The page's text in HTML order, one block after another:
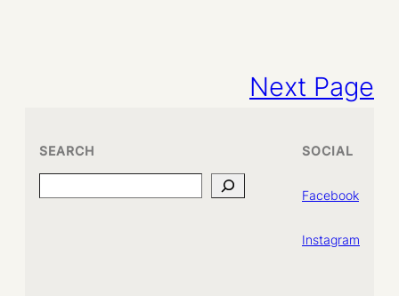
Next Page
SEARCH
Search
SOCIAL
Facebook
Instagram